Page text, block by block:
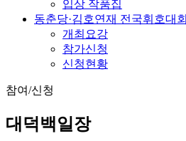
입상 작품집
동춘당·김호연재 전국휘호대회
개최요강
참가신청
신청현황
참여/신청
대덕백일장